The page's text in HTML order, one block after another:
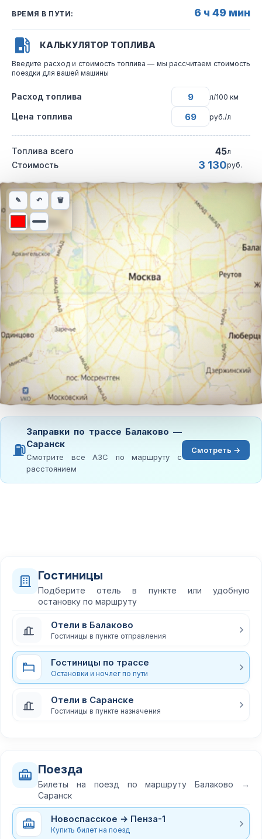
ВРЕМЯ В ПУТИ: 6 ч 49 мин
КАЛЬКУЛЯТОР ТОПЛИВА
Введите расход и стоимость топлива — мы рассчитаем стоимость
поездки для вашей машины
Расход топлива л/100 км
Цена топлива руб./л
Топлива всего 45л
Стоимость 3 130руб.
Интерактивная карта автомобильного маршрута из города
✎ ↶ 🗑
⛽
Заправки по трассе Балаково —
Саранск
Смотрите все АЗС по маршруту с
расстоянием
Смотреть →
Гостиницы
Подберите отель в пункте или удобную
остановку по маршруту
Отели в Балаково
Гостиницы в пункте отправления
Гостиницы по трассе
Остановки и ночлег по пути
Отели в Саранске
Гостиницы в пункте назначения
Поезда
Билеты на поезд по маршруту Балаково →
Саранск
Новоспасское → Пенза-1
Купить билет на поезд